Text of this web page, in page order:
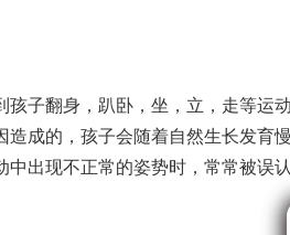
子翻身，趴卧，坐，立，走等运
造成的，孩子会随着自然生长发育
中出现不正常的姿势时，常常被误